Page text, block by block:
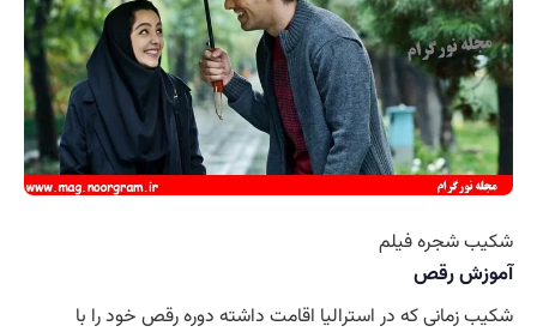
شکیب شجره فیلم
آموزش رقص
شکیب زمانی که در استرالیا اقامت داشته دوره رقص خود را با